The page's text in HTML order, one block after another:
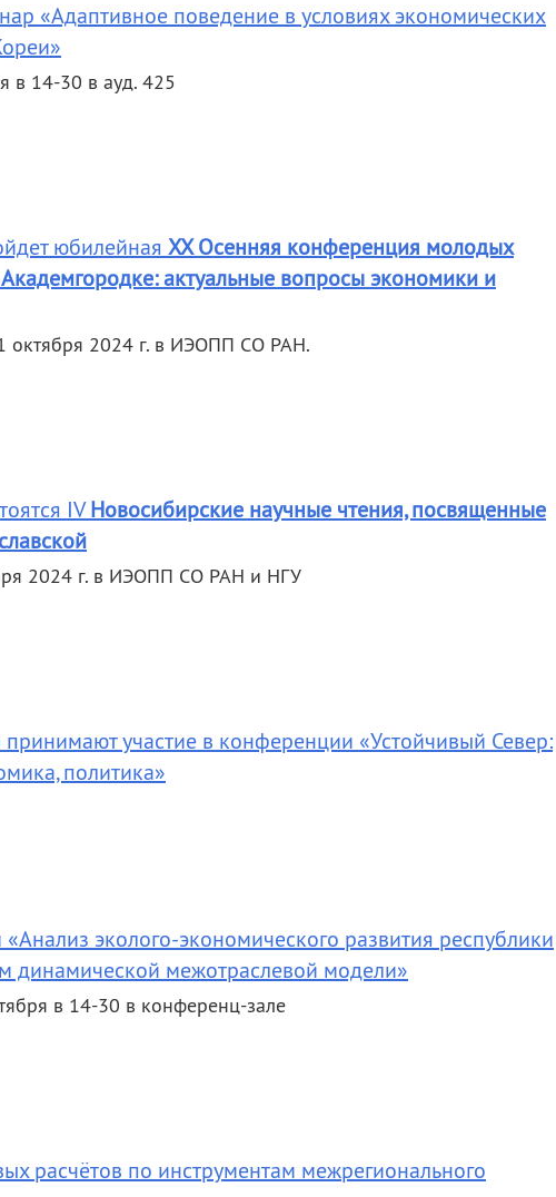
«Адаптивное поведение в условиях экономических
в 14-30 в ауд. 425
юбилейная XX Осенняя конференция молодых
актуальные вопросы экономики и
октября 2024 г. в ИЭОПП СО РАН.
IVНовосибирские научные чтения, посвященные
2024 г. в ИЭОПП СО РАН и НГУ
участие в конференции «Устойчивый Север:
политика»
эколого-экономического развития республики
динамической межотраслевой модели»
в 14-30 в конференц-зале
расчётов по инструментам межрегионального